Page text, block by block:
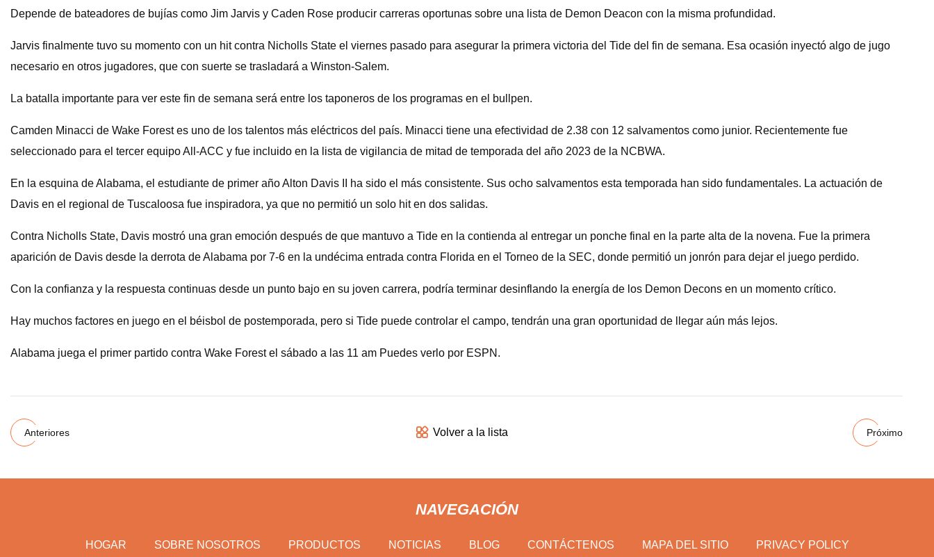
Depende de bateadores de bujías como Jim Jarvis y Caden Rose producir carreras oportunas sobre una lista de Demon Deacon con la misma profundidad.
Jarvis finalmente tuvo su momento con un hit contra Nicholls State el viernes pasado para asegurar la primera victoria del Tide del fin de semana. Esa ocasión inyectó algo de jugo
necesario en otros jugadores, que con suerte se trasladará a Winston-Salem.
La batalla importante para ver este fin de semana será entre los taponeros de los programas en el bullpen.
Camden Minacci de Wake Forest es uno de los talentos más eléctricos del país. Minacci tiene una efectividad de 2.38 con 12 salvamentos como junior. Recientemente fue
seleccionado para el tercer equipo All-ACC y fue incluido en la lista de vigilancia de mitad de temporada del año 2023 de la NCBWA.
En la esquina de Alabama, el estudiante de primer año Alton Davis II ha sido el más consistente. Sus ocho salvamentos esta temporada han sido fundamentales. La actuación de
Davis en el regional de Tuscaloosa fue inspiradora, ya que no permitió un solo hit en dos salidas.
Contra Nicholls State, Davis mostró una gran emoción después de que mantuvo a Tide en la contienda al entregar un ponche final en la parte alta de la novena. Fue la primera
aparición de Davis desde la derrota de Alabama por 7-6 en la undécima entrada contra Florida en el Torneo de la SEC, donde permitió un jonrón para dejar el juego perdido.
Con la confianza y la respuesta continuas desde un punto bajo en su joven carrera, podría terminar desinflando la energía de los Demon Decons en un momento crítico.
Hay muchos factores en juego en el béisbol de postemporada, pero si Tide puede controlar el campo, tendrán una gran oportunidad de llegar aún más lejos.
Alabama juega el primer partido contra Wake Forest el sábado a las 11 am Puedes verlo por ESPN.
Anteriores Volver a la lista Próximo
NAVEGACIÓN
HOGAR SOBRE NOSOTROS PRODUCTOS NOTICIAS BLOG CONTÁCTENOS MAPA DEL SITIO PRIVACY POLICY